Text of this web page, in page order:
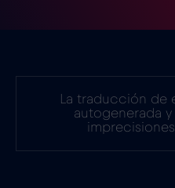
La traducción de
autogenerada